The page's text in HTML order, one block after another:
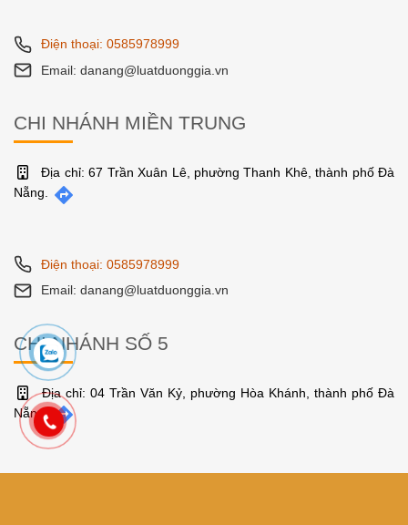
Điện thoại: 0585978999
Email: danang@luatduonggia.vn
CHI NHÁNH MIỀN TRUNG
Địa chỉ: 67 Trần Xuân Lê, phường Thanh Khê, thành phố Đà
Nẵng.
Điện thoại: 0585978999
Email: danang@luatduonggia.vn
CHI NHÁNH SỐ 5
Địa chỉ: 04 Trần Văn Kỷ, phường Hòa Khánh, thành phố Đà
Nẵng.